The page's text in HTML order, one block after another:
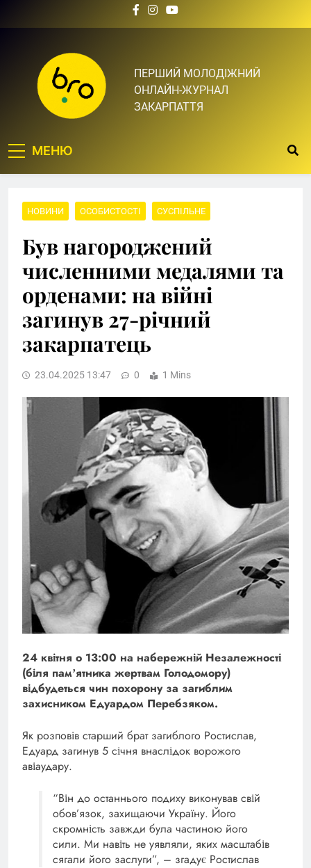
Bro.org.ua | BRO – ЦЕ
ТВІЙ БРО
ПЕРШИЙ МОЛОДІЖНИЙ
ОНЛАЙН-ЖУРНАЛ
ЗАКАРПАТТЯ
МЕНЮ
НОВИНИ ОСОБИСТОСТІ СУСПІЛЬНЕ
Був нагороджений
численними медалями та
орденами: на війні
загинув 27-річний
закарпатець
23.04.2025 13:47 0 1 Mins
24 квітня о 13:00 на набережній Незалежності
(біля памʼятника жертвам Голодомору)
відбудеться чин похорону за загиблим
захисником Едуардом Перебзяком.
Як розповів старший брат загиблого Ростислав,
Едуард загинув 5 січня внаслідок ворожого
авіаудару.
“Він до останнього подиху виконував свій
обов’язок, захищаючи Україну. Його
скромність завжди була частиною його
сили. Ми навіть не уявляли, яких масштабів
сягали його заслуги”, – згадує Ростислав